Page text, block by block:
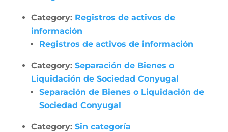
Category: Registros de activos de
información
Registros de activos de información
Category: Separación de Bienes o
Liquidación de Sociedad Conyugal
Separación de Bienes o Liquidación de
Sociedad Conyugal
Category: Sin categoría